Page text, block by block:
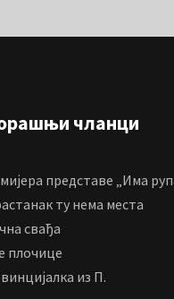
чланци
представе „Има
ту нема места
свађа
плочице
из П.